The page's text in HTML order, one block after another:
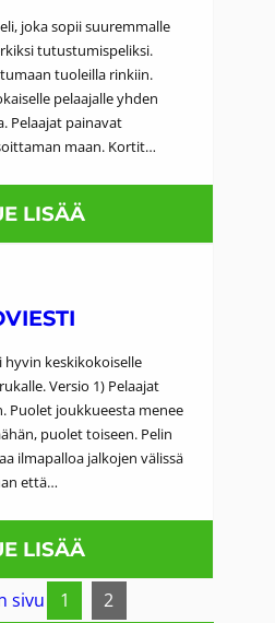
Ä
M
U
R
H
A
A
joka sopii suuremmalle
tutustumispeliksi.
tuoleilla rinkiin.
pelaajalle yhden
Pelaajat painavat
maan. Kortit…
LISÄÄ:
K
O
S
V
I
L
E
keskikokoiselle
Versio 1) Pelaajat
Puolet joukkueesta menee
puolet toiseen. Pelin
ilmapalloa jalkojen välissä
että…
LISÄÄ:
I
L
sivu 1 2